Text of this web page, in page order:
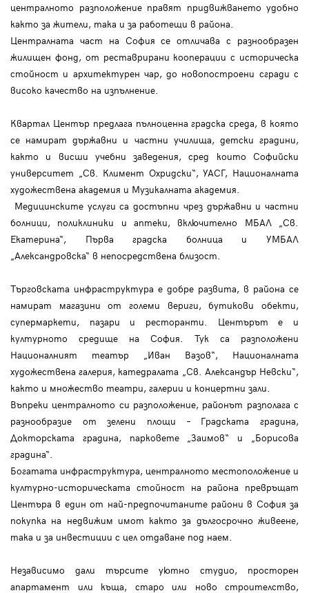
централното разположение правят придвижването удобно
както за жители, така и за работещи в района.
Централната част на София се отличава с разнообразен
жилищен фонд, от реставрирани кооперации с историческа
стойност и архитектурен чар, до новопостроени сгради с
високо качество на изпълнение.
Квартал Център предлага пълноценна градска среда, в която
се намират държавни и частни училища, детски градини,
както и висши учебни заведения, сред които Софийски
университет „Св. Климент Охридски“, УАСГ, Националната
художествена академия и Музикалната академия.
Медицинските услуги са достъпни чрез държавни и частни
болници, поликлиники и аптеки, включително МБАЛ „Св.
Екатерина“, Първа градска болница и УМБАЛ
„Александровска“ в непосредствена близост.
Търговската инфраструктура е добре развита, в района се
намират магазини от големи вериги, бутикови обекти,
супермаркети, пазари и ресторанти. Центърът е и
културното средище на София. Тук са разположени
Националният театър „Иван Вазов“, Националната
художествена галерия, катедралата „Св. Александър Невски“,
както и множество театри, галерии и концертни зали.
Въпреки централното си разположение, районът разполага с
разнообразие от зелени площи – Градската градина,
Докторската градина, парковете „Заимов“ и „Борисова
градина“.
Богатата инфраструктура, централното местоположение и
културно-историческата стойност на района превръщат
Центъра в един от най-предпочитаните райони в София за
покупка на недвижим имот както за дългосрочно живеене,
така и за инвестиции с цел отдаване под наем.
Независимо дали търсите уютно студио, просторен
апартамент или къща, старо или ново строителство,